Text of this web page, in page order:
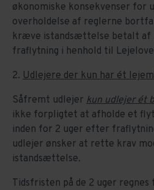
økonomiske konsekvenser for
overholdelse af reglerne
kræve istandsættelse betalt af
fraflytning i henhold til
2. Udlejere der kun har ét
Såfremt udlejer kun udlejer ét
ikke forpligtet at afholde et
inden for 2 uger efter
udlejer ønsker at rette krav
istandsættelse.
Tidsfristen på de 2 uger